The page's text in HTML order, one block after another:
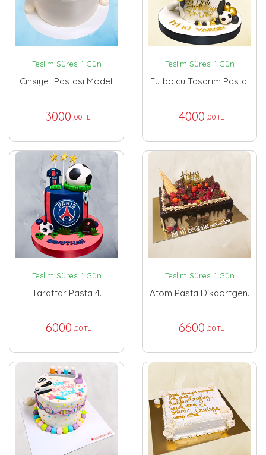
Teslim Süresi 1 Gün
Cinsiyet Pastası Model.
3000 ,00 TL
Teslim Süresi 1 Gün
Futbolcu Tasarım Pasta.
4000 ,00 TL
Teslim Süresi 1 Gün
Taraftar Pasta 4.
6000 ,00 TL
Teslim Süresi 1 Gün
Atom Pasta Dikdörtgen.
6600 ,00 TL